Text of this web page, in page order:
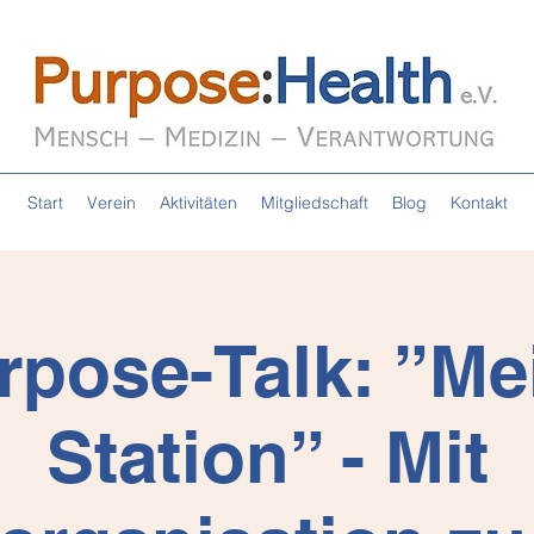
Start Verein Aktivitäten Mitgliedschaft Blog Kontakt
Talk:
Station” - Mit